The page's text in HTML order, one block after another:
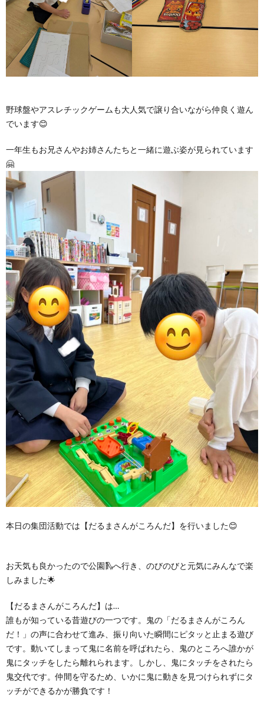
野球盤やアスレチックゲームも大人気で譲り合いながら仲良く遊ん
でいます😊
一年生もお兄さんやお姉さんたちと一緒に遊ぶ姿が見られています
🤗
本日の集団活動では【だるまさんがころんだ】を行いました😊
お天気も良かったので公園🛝へ行き、のびのびと元気にみんなで楽
しみました🌟
【だるまさんがころんだ】は…
誰もが知っている昔遊びの一つです。鬼の「だるまさんがころん
だ！」の声に合わせて進み、振り向いた瞬間にピタッと止まる遊び
です。動いてしまって鬼に名前を呼ばれたら、鬼のところへ誰かが
鬼にタッチをしたら離れられます。しかし、鬼にタッチをされたら
鬼交代です。仲間を守るため、いかに鬼に動きを見つけられずにタ
ッチができるかが勝負です！